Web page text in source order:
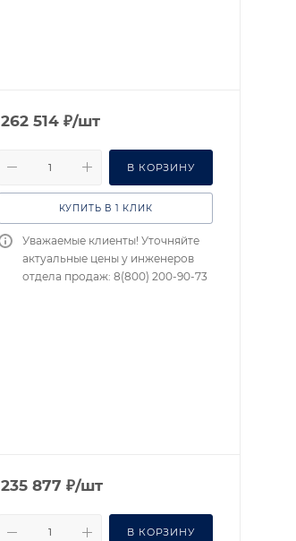
262 514 ₽/шт
В КОРЗИНУ
КУПИТЬ В 1 КЛИК
Уважаемые клиенты! Уточняйте
актуальные цены у инженеров
отдела продаж: 8(800) 200-90-73
235 877 ₽/шт
В КОРЗИНУ